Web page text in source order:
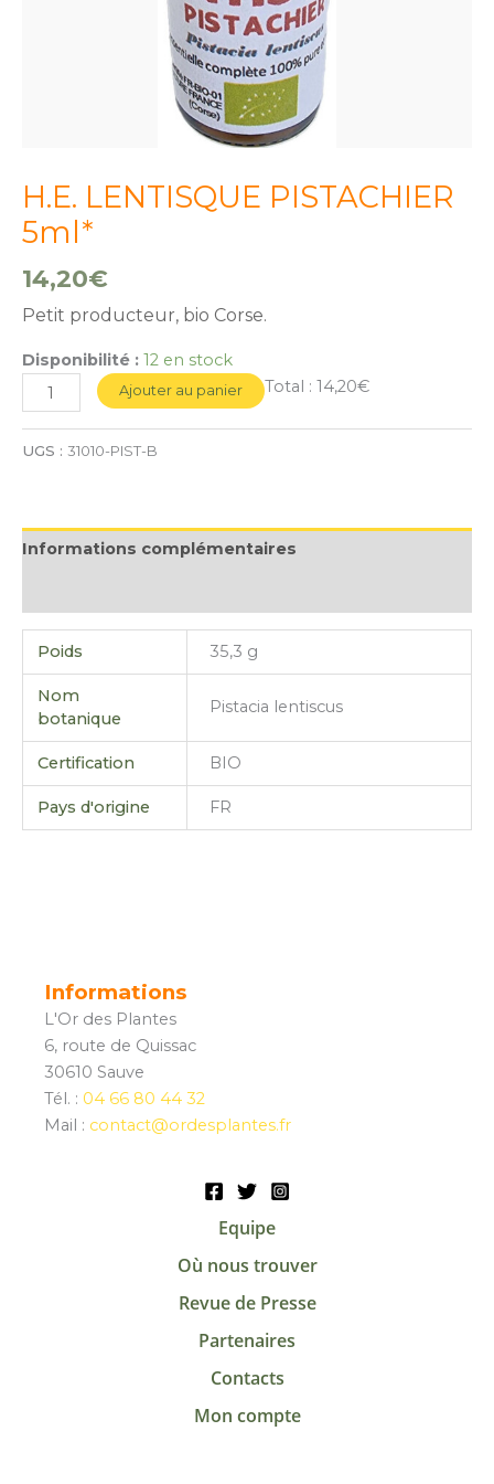
H.E. LENTISQUE PISTACHIER
5ml*
14,20€
Petit producteur, bio Corse.
Disponibilité : 12 en stock
Ajouter au panier Total : 14,20€
UGS : 31010-PIST-B
Informations complémentaires
Poids 35,3 g
Nom
botanique
Pistacia lentiscus
Certification BIO
Pays d'origine FR
Informations
L'Or des Plantes
6, route de Quissac
30610 Sauve
Tél. : 04 66 80 44 32
Mail : contact@ordesplantes.fr
Equipe
Où nous trouver
Revue de Presse
Partenaires
Contacts
Mon compte